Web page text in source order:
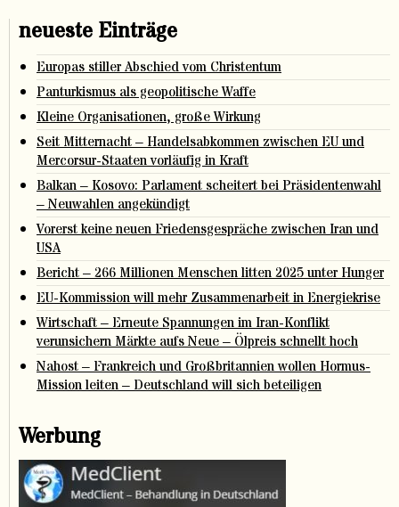
neueste Einträge
Europas stiller Abschied vom Christentum
Panturkismus als geopolitische Waffe
Kleine Organisationen, große Wirkung
Seit Mitternacht – Handelsabkommen zwischen EU und
Mercorsur-Staaten vorläufig in Kraft
Balkan – Kosovo: Parlament scheitert bei Präsidentenwahl
– Neuwahlen angekündigt
Vorerst keine neuen Friedensgespräche zwischen Iran und
USA
Bericht – 266 Millionen Menschen litten 2025 unter Hunger
EU-Kommission will mehr Zusammenarbeit in Energiekrise
Wirtschaft – Erneute Spannungen im Iran-Konflikt
verunsichern Märkte aufs Neue – Ölpreis schnellt hoch
Nahost – Frankreich und Großbritannien wollen Hormus-
Mission leiten – Deutschland will sich beteiligen
Werbung